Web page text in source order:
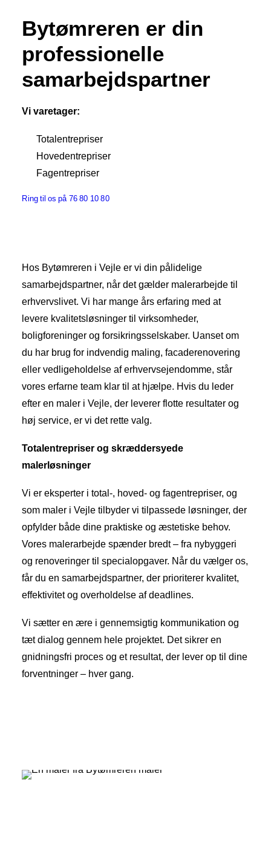
Bytømreren er din
professionelle
samarbejdspartner
Vi varetager:
Totalentrepriser
Hovedentrepriser
Fagentrepriser
Ring til os på 76 80 10 80
Hos Bytømreren i Vejle er vi din pålidelige
samarbejdspartner, når det gælder malerarbejde til
erhvervslivet. Vi har mange års erfaring med at
levere kvalitetsløsninger til virksomheder,
boligforeninger og forsikringsselskaber. Uanset om
du har brug for indvendig maling, facaderenovering
eller vedligeholdelse af erhvervsejendomme, står
vores erfarne team klar til at hjælpe. Hvis du leder
efter en maler i Vejle, der leverer flotte resultater og
høj service, er vi det rette valg.
Totalentrepriser og skræddersyede
malerløsninger
Vi er eksperter i total-, hoved- og fagentrepriser, og
som maler i Vejle tilbyder vi tilpassede løsninger, der
opfylder både dine praktiske og æstetiske behov.
Vores malerarbejde spænder bredt – fra nybyggeri
og renoveringer til specialopgaver. Når du vælger os,
får du en samarbejdspartner, der prioriterer kvalitet,
effektivitet og overholdelse af deadlines.
Vi sætter en ære i gennemsigtig kommunikation og
tæt dialog gennem hele projektet. Det sikrer en
gnidningsfri proces og et resultat, der lever op til dine
forventninger – hver gang.